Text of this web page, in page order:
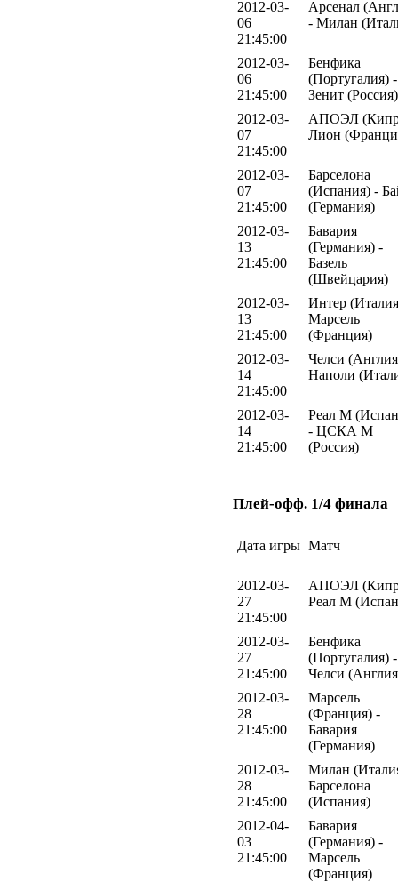
2012-03-
06
21:45:00
Арсенал
- Милан
2012-03-
06
21:45:00
Бенфика
(Португалия) -
Зенит (Россия)
2012-03-
07
21:45:00
АПОЭЛ
Лион
2012-03-
07
21:45:00
Барселона
(Испания) -
(Германия)
2012-03-
13
21:45:00
Бавария
(Германия) -
Базель
(Швейцария)
2012-03-
13
21:45:00
Интер
Марсель
(Франция)
2012-03-
14
21:45:00
Челси
Наполи
2012-03-
14
21:45:00
Реал М
- ЦСКА М
(Россия)
Плей-офф. 1/4 финала
Дата игры Матч
2012-03-
27
21:45:00
АПОЭЛ
Реал М
2012-03-
27
21:45:00
Бенфика
(Португалия) -
Челси
2012-03-
28
21:45:00
Марсель
(Франция) -
Бавария
(Германия)
2012-03-
28
21:45:00
Милан
Барселона
(Испания)
2012-04-
03
21:45:00
Бавария
(Германия) -
Марсель
(Франция)